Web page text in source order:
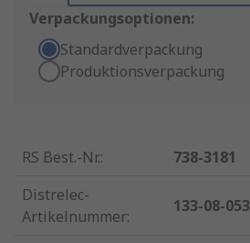
Verpackungsoptionen:
Standardverpackung
Produktionsverpackung
RS Best.-Nr.:
738-3181
Distrelec-
Artikelnummer:
133-08-053